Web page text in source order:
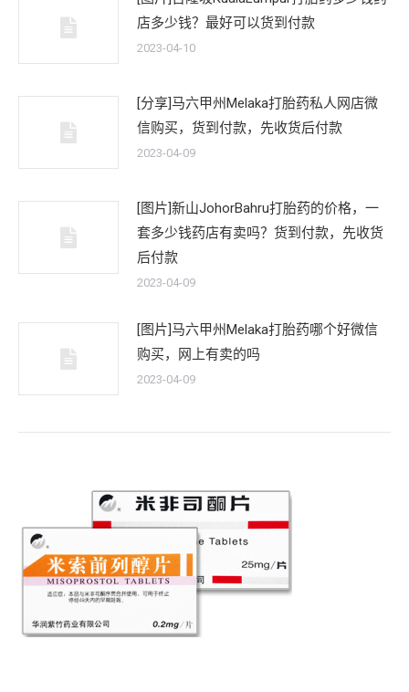
店多少钱？最好可以货到付款
2023-04-10
[分享]马六甲州Melaka打胎药私人网店微
信购买，货到付款，先收货后付款
2023-04-09
[图片]新山JohorBahru打胎药的价格，一
套多少钱药店有卖吗？货到付款，先收货
后付款
2023-04-09
[图片]马六甲州Melaka打胎药哪个好微信
购买，网上有卖的吗
2023-04-09